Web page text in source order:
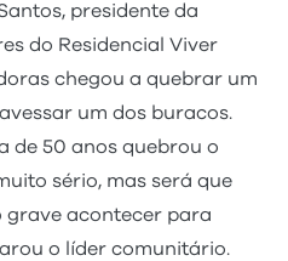
presidente da
do Residencial Viver
chegou a quebrar um
um dos buracos.
de 50 anos quebrou o
sério, mas será que
grave acontecer para
o líder comunitário.